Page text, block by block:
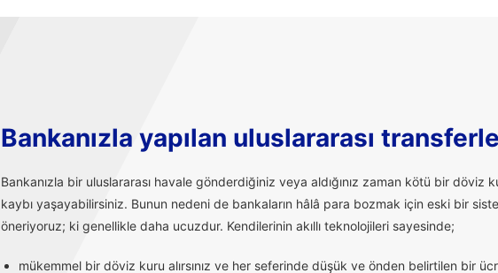
Bankanızla yapılan uluslararası
Bankanızla bir uluslararası havale gönderdiğiniz veya aldığınız zaman kötü bir
kaybı yaşayabilirsiniz. Bunun nedeni de bankaların hâlâ para bozmak için eski bir
öneriyoruz; ki genellikle daha ucuzdur. Kendilerinin akıllı teknolojileri sayesinde;
mükemmel bir döviz kuru alırsınız ve her seferinde düşük ve önden belirtilen bir